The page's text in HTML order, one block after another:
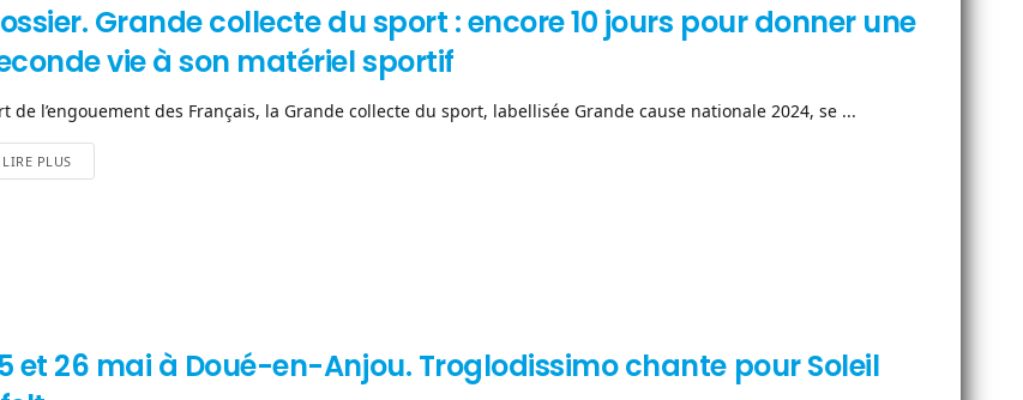
Grande collecte du sport : encore 10 jours pour donner une
vie à son matériel sportif
de l’engouement des Français, la Grande collecte du sport, labellisée Grande cause nationale 2024, se ...
LIRE PLUS
et 26 mai à Doué-en-Anjou. Troglodissimo chante pour Soleil